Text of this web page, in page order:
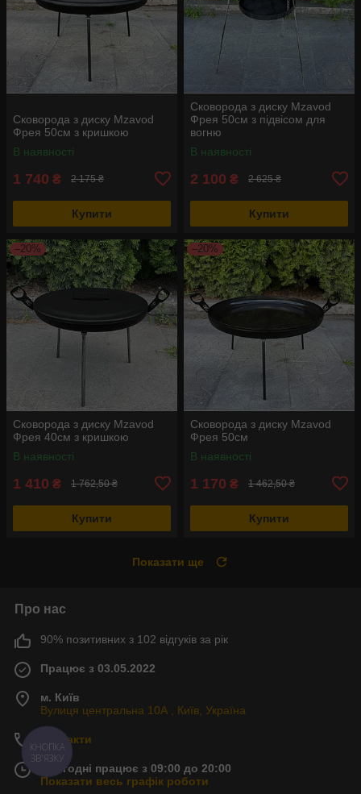
Сковорода з диску Mzavod
Фрея 50см з кришкою
В наявності
1 740 ₴ 2 175 ₴
Купити
Сковорода з диску Mzavod
Фрея 50см з підвісом для
вогню
В наявності
2 100 ₴ 2 625 ₴
Купити
–20%
Сковорода з диску Mzavod
Фрея 40см з кришкою
В наявності
1 410 ₴ 1 762,50 ₴
Купити
–20%
Сковорода з диску Mzavod
Фрея 50см
В наявності
1 170 ₴ 1 462,50 ₴
Купити
Показати ще
Про нас
90% позитивних з 102 відгуків за рік
Працює з 03.05.2022
м. Київ
Вулиця центральна 10А , Київ, Україна
Контакти
Сьогодні працює з 09:00 до 20:00
Показати весь графік роботи
КНОПКА
ЗВ'ЯЗКУ